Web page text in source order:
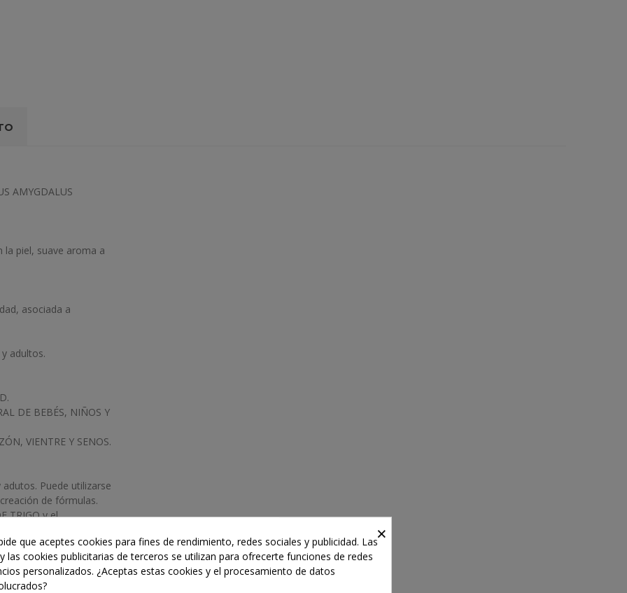
AMYGDALUS
la piel, suave aroma a
asociada a
adultos.
DE BEBÉS, NIÑOS Y
VIENTRE Y SENOS.
Puede utilizarse
de fórmulas.
TRIGO y el
×
que aceptes cookies para fines de rendimiento, redes sociales y publicidad. Las
las cookies publicitarias de terceros se utilizan para ofrecerte funciones de redes
personalizados. ¿Aceptas estas cookies y el procesamiento de datos